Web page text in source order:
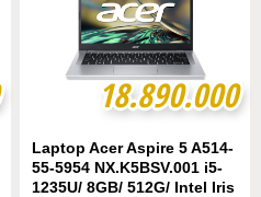
18.890.000
18.890.000
Laptop Acer Aspire 5 A514-
55-5954 NX.K5BSV.001 i5-
1235U/ 8GB/ 512G/ Intel Iris